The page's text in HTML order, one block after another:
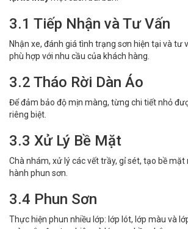
3.1 Tiếp Nhận và Tư Vấn
Nhận xe, đánh giá tình trạng sơn hiện tại và tư
phù hợp với nhu cầu của khách hàng.
3.2 Tháo Rời Dàn Áo
Để đảm bảo độ mịn màng, từng chi tiết nhỏ
riêng biệt.
3.3 Xử Lý Bề Mặt
Chà nhám, xử lý các vết trầy, gỉ sét, tạo bề
hành phun sơn.
3.4 Phun Sơn
Thực hiện phun nhiều lớp: lớp lót, lớp màu và